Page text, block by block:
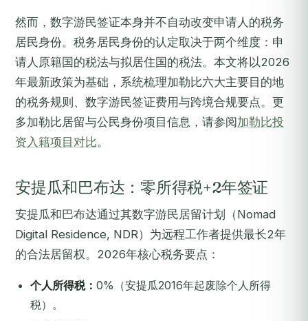
然而，数字游民签证本身并不自动改变申请人的税务
居民身份。税务居民身份的认定取决于两个维度：申
请人原籍国的税法与拟居住国的税法。本文将以2026
年最新政策为基础，系统梳理加勒比六大主要目的地
的税务规则、数字游民签证费用与跨境合规要点。更
多加勒比居留与公民身份项目信息，请参阅加勒比投
资入籍项目对比。
安提瓜和巴布达：零所得税+2年签证
安提瓜和巴布达通过其数字游民居留计划（Nomad
Digital Residence, NDR）为远程工作者提供最长2年
的合法居留权。2026年核心税务要点：
个人所得税： 0%（安提瓜2016年起废除个人所得
税）。